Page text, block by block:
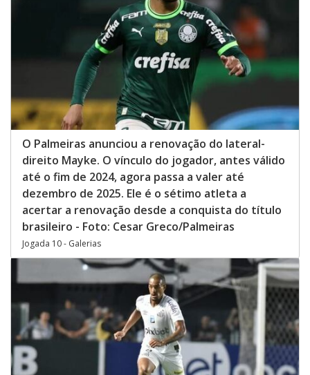
O Palmeiras anunciou a renovação do lateral-
direito Mayke. O vínculo do jogador, antes válido
até o fim de 2024, agora passa a valer até
dezembro de 2025. Ele é o sétimo atleta a
acertar a renovação desde a conquista do título
brasileiro - Foto: Cesar Greco/Palmeiras
Jogada 10 - Galerias